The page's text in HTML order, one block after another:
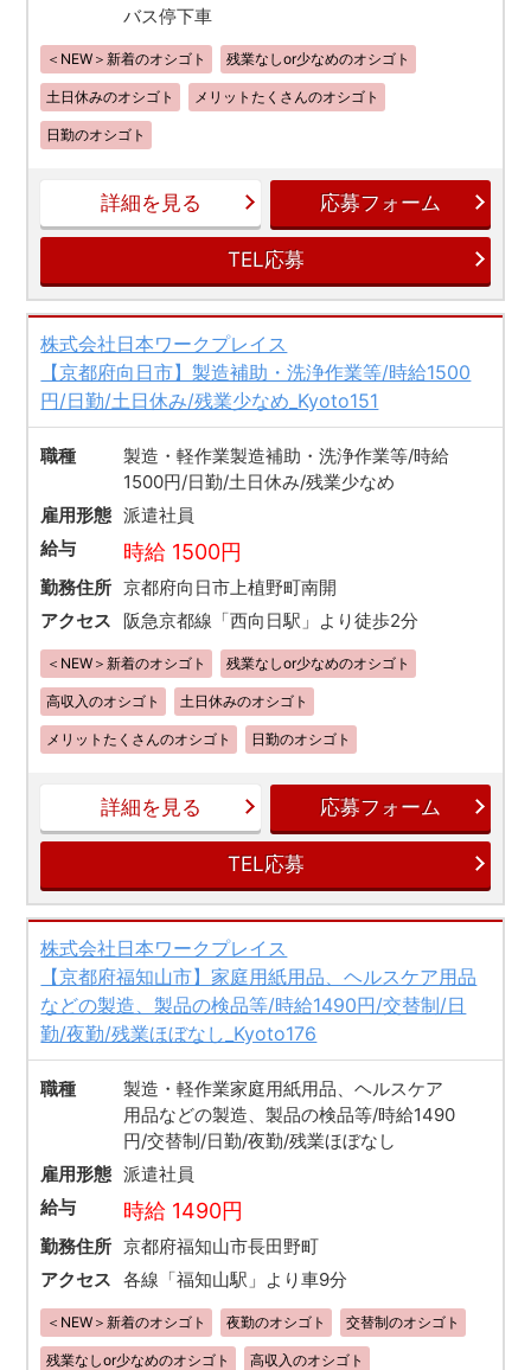
バス停下車
＜NEW＞新着のオシゴト 残業なしor少なめのオシゴト
土日休みのオシゴト メリットたくさんのオシゴト
日勤のオシゴト
詳細を見る 応募フォーム
TEL応募
株式会社日本ワークプレイス
【京都府向日市】製造補助・洗浄作業等/時給1500
円/日勤/土日休み/残業少なめ_Kyoto151
職種
製造・軽作業製造補助・洗浄作業等/時給
1500円/日勤/土日休み/残業少なめ
雇用形態 派遣社員
給与
時給 1500円
勤務住所 京都府向日市上植野町南開
アクセス
阪急京都線「西向日駅」より徒歩2分
＜NEW＞新着のオシゴト 残業なしor少なめのオシゴト
高収入のオシゴト 土日休みのオシゴト
メリットたくさんのオシゴト 日勤のオシゴト
詳細を見る 応募フォーム
TEL応募
株式会社日本ワークプレイス
【京都府福知山市】家庭用紙用品、ヘルスケア用品
などの製造、製品の検品等/時給1490円/交替制/日
勤/夜勤/残業ほぼなし_Kyoto176
職種
製造・軽作業家庭用紙用品、ヘルスケア
用品などの製造、製品の検品等/時給1490
円/交替制/日勤/夜勤/残業ほぼなし
雇用形態 派遣社員
給与
時給 1490円
勤務住所 京都府福知山市長田野町
アクセス
各線「福知山駅」より車9分
＜NEW＞新着のオシゴト 夜勤のオシゴト 交替制のオシゴト
残業なしor少なめのオシゴト 高収入のオシゴト